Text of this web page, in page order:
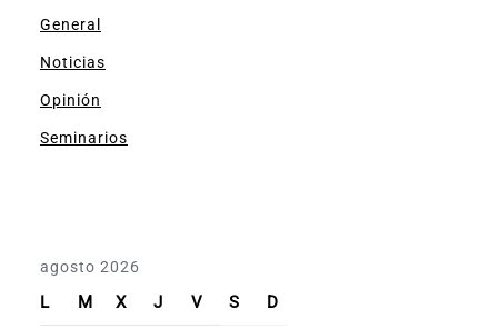
General
Noticias
Opinión
Seminarios
agosto 2026
L M X J V S D